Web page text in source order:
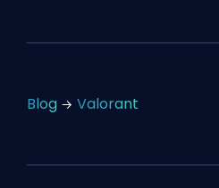
Blog Valorant